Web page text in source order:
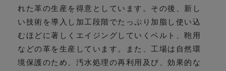
れた革の生産を得意としています。その後、新し
い技術を導入し加工段階でたっぷり加脂し使い込
むほどに著しくエイジングしていくベルト、鞄用
などの革を生産しています。また、工場は自然環
境保護のため、汚水処理の再利用及び、効果的な